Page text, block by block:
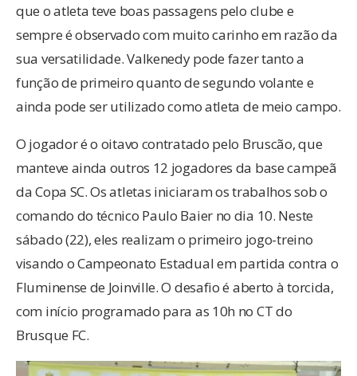
que o atleta teve boas passagens pelo clube e
sempre é observado com muito carinho em razão da
sua versatilidade. Valkenedy pode fazer tanto a
função de primeiro quanto de segundo volante e
ainda pode ser utilizado como atleta de meio campo.
O jogador é o oitavo contratado pelo Bruscão, que
manteve ainda outros 12 jogadores da base campeã
da Copa SC. Os atletas iniciaram os trabalhos sob o
comando do técnico Paulo Baier no dia 10. Neste
sábado (22), eles realizam o primeiro jogo-treino
visando o Campeonato Estadual em partida contra o
Fluminense de Joinville. O desafio é aberto à torcida,
com início programado para as 10h no CT do
Brusque FC.